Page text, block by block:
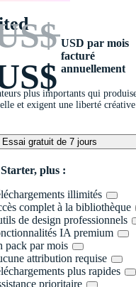
USD par mois
facturé
annuellement
plus importants qui
et exigent une liberté créative
Essai gratuit de 7 jours
plus :
illimités
complet à la bibliothèque
de design professionnels
IA premium
pack par mois
attribution requise
plus rapides
prioritaire